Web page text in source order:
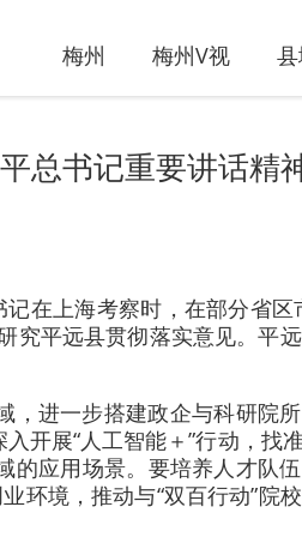
梅州 梅州V视
总书记重要讲话精
在上海考察时，在部分省区
究平远县贯彻落实意见。平
，进一步搭建政企与科研院
开展“人工智能＋”行动，找
的应用场景。要培养人才队
环境，推动与“双百行动”院